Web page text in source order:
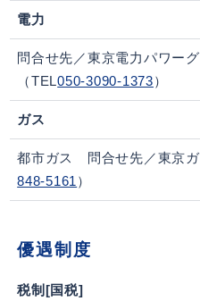
電力
問合せ先／東京電力パワー
（TEL050-3090-1373）
ガス
都市ガス 問合せ先／東京
848-5161）
優遇制度
税制[国税]